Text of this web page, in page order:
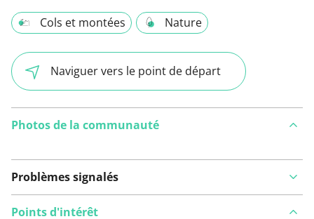
Cols et montées Nature
Naviguer vers le point de départ
Photos de la communauté
Problèmes signalés
Points d'intérêt